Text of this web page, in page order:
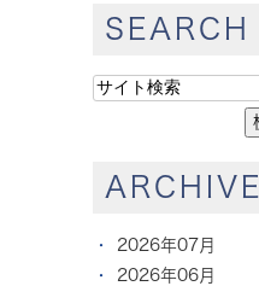
SEARCH
ARCHIVE
2026年07月
2026年06月